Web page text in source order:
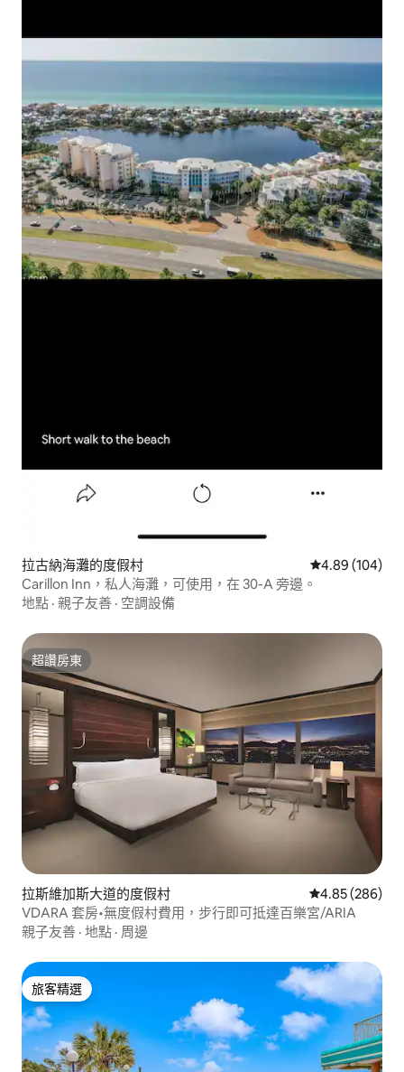
拉古納海灘的度假村 從 104 則評價
4.89 (104)
Carillon Inn，私人海灘，可使用，在 30-A 旁邊。
地點 · 親子友善 · 空調設備
超讚房東
超讚房東
拉斯維加斯大道的度假村 從 286 則評價
4.85 (286)
VDARA 套房•無度假村費用，步行即可抵達百樂宮/ARIA
親子友善 · 地點 · 周邊
旅客精選
旅客精選